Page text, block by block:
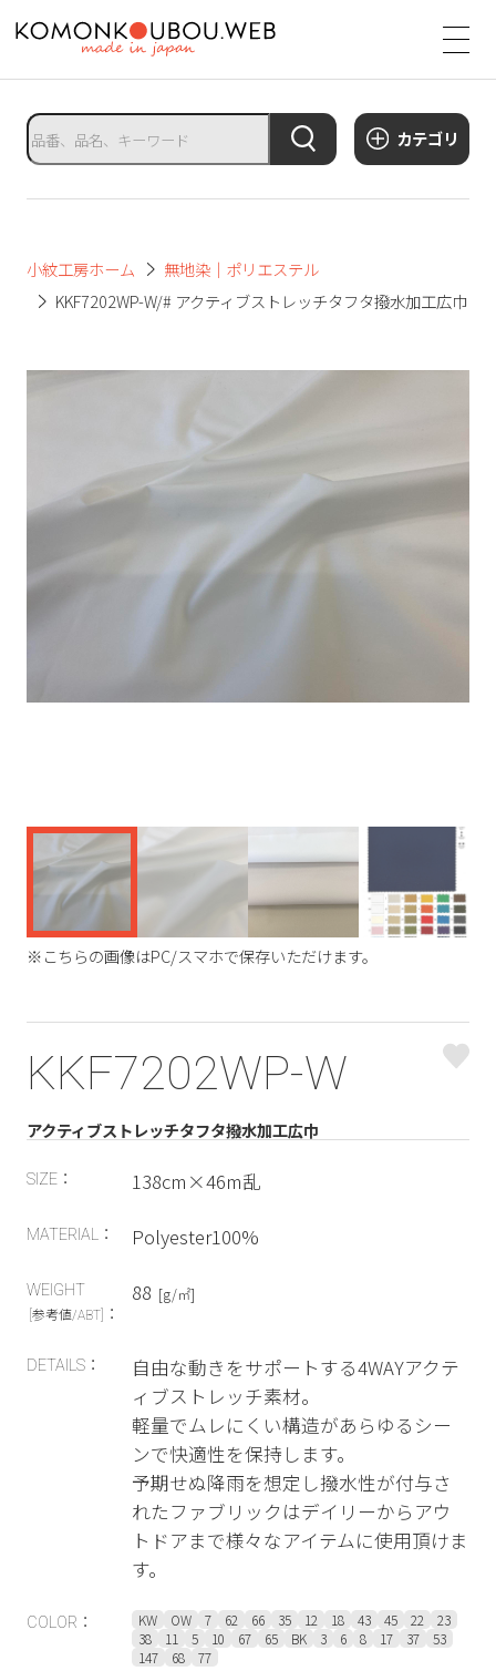
カテゴリ
小紋工房ホーム
無地染｜ポリエステル
KKF7202WP-W/# アクティブストレッチタフタ撥水加工広巾
※こちらの画像はPC/スマホで保存いただけます。
KKF7202WP-W
アクティブストレッチタフタ撥水加工広巾
SIZE： 138cm×46m乱
MATERIAL： Polyester100%
WEIGHT
[参考値/ABT] ：
88 [g/㎡]
DETAILS：
自由な動きをサポートする4WAYアクテ
ィブストレッチ素材。
軽量でムレにくい構造があらゆるシー
ンで快適性を保持します。
予期せぬ降雨を想定し撥水性が付与さ
れたファブリックはデイリーからアウ
トドアまで様々なアイテムに使用頂けま
す。
COLOR： KW OW 7 62 66 35 12 18 43 45 22
23
38
11 5 10 67 65 BK 3 6 8 17 37
53
147
68 77
サ
イ
ト
タ
イ
ト
ト
ニ
を
開
く